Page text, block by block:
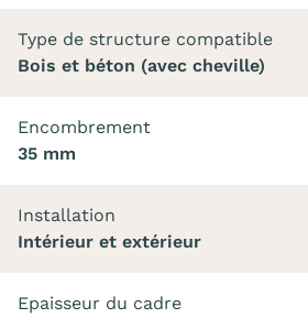
Type de structure compatible
Bois et béton (avec cheville)
Encombrement
35 mm
Installation
Intérieur et extérieur
Epaisseur du cadre